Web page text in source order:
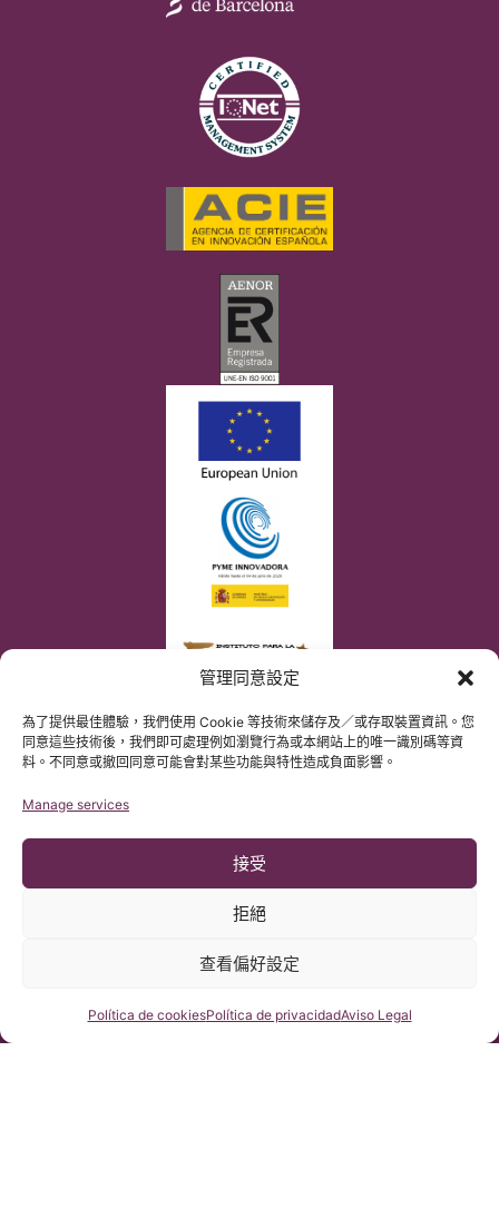
管理同意設定
為了提供最佳體驗，我們使用 Cookie 等技術來儲存及／或存取裝置資訊。您
同意這些技術後，我們即可處理例如瀏覽行為或本網站上的唯一識別碼等資
料。不同意或撤回同意可能會對某些功能與特性造成負面影響。
Manage services
接受
拒絕
查看偏好設定
Política de cookiesPolítica de privacidadAviso Legal
巴塞隆那Chiari畸形&脊髓空洞症&脊柱側彎研究所遵守歐盟數據保
護法案第2016/679條（GDPR）
咨詢我們